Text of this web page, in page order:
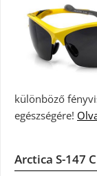
különböző
egészségére!
Arctica S-147 C